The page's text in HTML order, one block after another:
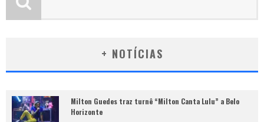
+ NOTÍCIAS
Milton Guedes traz turnê “Milton Canta Lulu” a Belo
Horizonte